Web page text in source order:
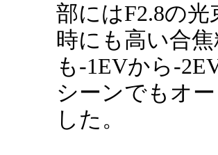
部にはF2.8の
時にも高い合
も-1EVから-
シーンでもオ
した。